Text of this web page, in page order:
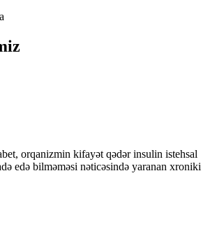
orqanizmin kifayət qədər insulin istehsal
edə bilməməsi nəticəsində yaranan xroniki